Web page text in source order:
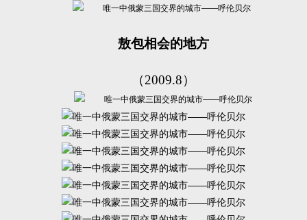
敖包相会的地方
（2009.8）